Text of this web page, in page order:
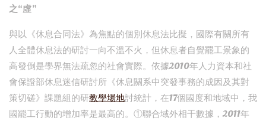
之“虛”
與以《休息合同法》為焦點的個別休息法比擬，國際有關所有
人全體休息法的研討一向不溫不火，但休息者自覺罷工景象的
高發倒是學界無法疏忽的社會實際。依據2010年人力資本和社
會保證部休息迷信研討所《休息關系中突發事務的成因及其對
策切磋》課題組的研教學場地討統計，在17個國度和地域中，我
國罷工行動的增加率是最高的。①聯合域外相干數據，2011年